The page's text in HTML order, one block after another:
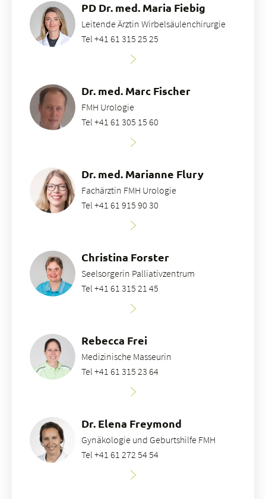
PD Dr. med. Maria Fiebig
Leitende Ärztin Wirbelsäulenchirurgie
Tel +41 61 315 25 25
Dr. med. Marc Fischer
FMH Urologie
Tel +41 61 305 15 60
Dr. med. Marianne Flury
Fachärztin FMH Urologie
Tel +41 61 915 90 30
Christina Forster
Seelsorgerin Palliativzentrum
Tel +41 61 315 21 45
Rebecca Frei
Medizinische Masseurin
Tel +41 61 315 23 64
Dr. Elena Freymond
Gynäkologie und Geburtshilfe FMH
Tel +41 61 272 54 54